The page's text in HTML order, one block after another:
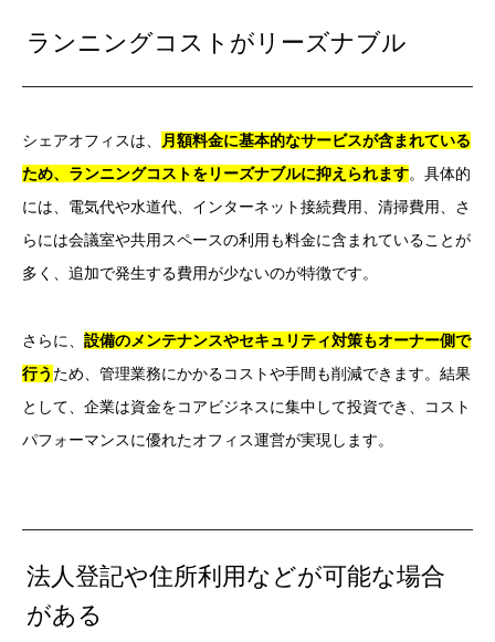
ランニングコストがリーズナブル
シェアオフィスは、
月額料金に基本的なサービスが含まれている
ため、ランニングコストをリーズナブルに抑えられます。具体的
には、電気代や水道代、インターネット接続費用、清掃費用、さ
らには会議室や共用スペースの利用も料金に含まれていることが
多く、追加で発生する費用が少ないのが特徴です。
さらに、 設備のメンテナンスやセキュリティ対策もオーナー側で
行う ため、管理業務にかかるコストや手間も削減できます。結果
として、企業は資金をコアビジネスに集中して投資でき、コスト
パフォーマンスに優れたオフィス運営が実現します。
法人登記や住所利用などが可能な場合
がある